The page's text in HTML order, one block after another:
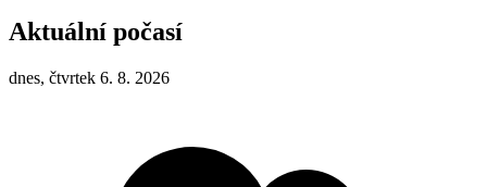
Aktuální počasí
dnes, čtvrtek 6. 8. 2026